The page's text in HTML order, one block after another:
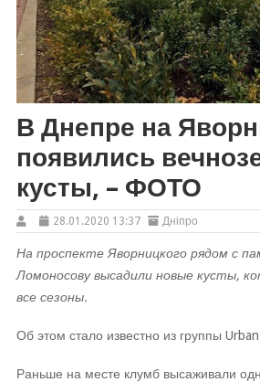
В Днепре на
появились
кусты, – ФОТО
28.01.2020 13:37 Дніпро
На проспекте Яворницкого рядом с
Ломоносову высадили новые кусты,
все сезоны.
Об этом стало известно из группы
Раньше на месте клумб высаживали